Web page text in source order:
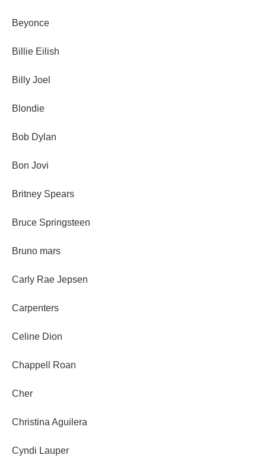
Beyonce
Billie Eilish
Billy Joel
Blondie
Bob Dylan
Bon Jovi
Britney Spears
Bruce Springsteen
Bruno mars
Carly Rae Jepsen
Carpenters
Celine Dion
Chappell Roan
Cher
Christina Aguilera
Cyndi Lauper